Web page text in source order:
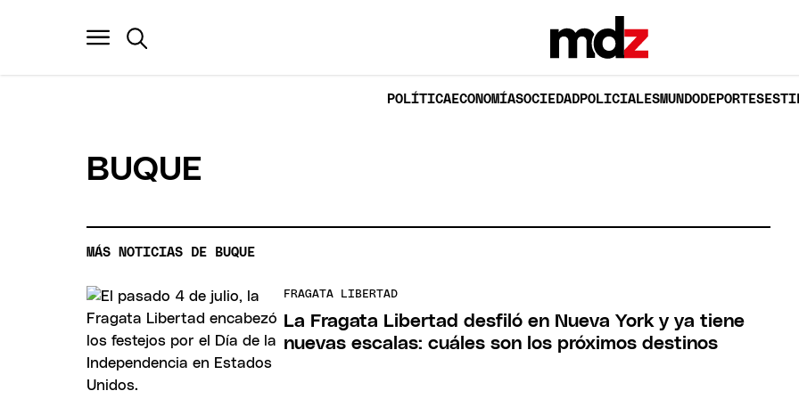
POLÍTICAECONOMÍASOCIEDADPOLICIALESMUNDODEPORTES
BUQUE
MÁS NOTICIAS DE BUQUE
FRAGATA LIBERTAD
La Fragata Libertad desfiló en Nueva York y ya tiene
nuevas escalas: cuáles son los próximos destinos